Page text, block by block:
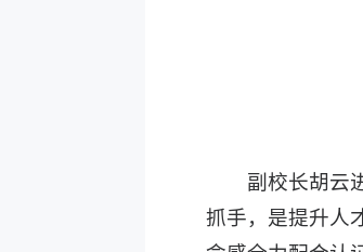
副校长胡云
抓手，是提升人